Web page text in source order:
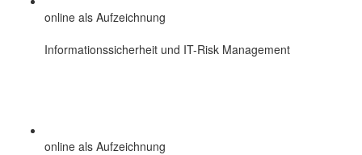
online als Aufzeichnung
Informationssicherheit und IT-Risk Management
online als Aufzeichnung